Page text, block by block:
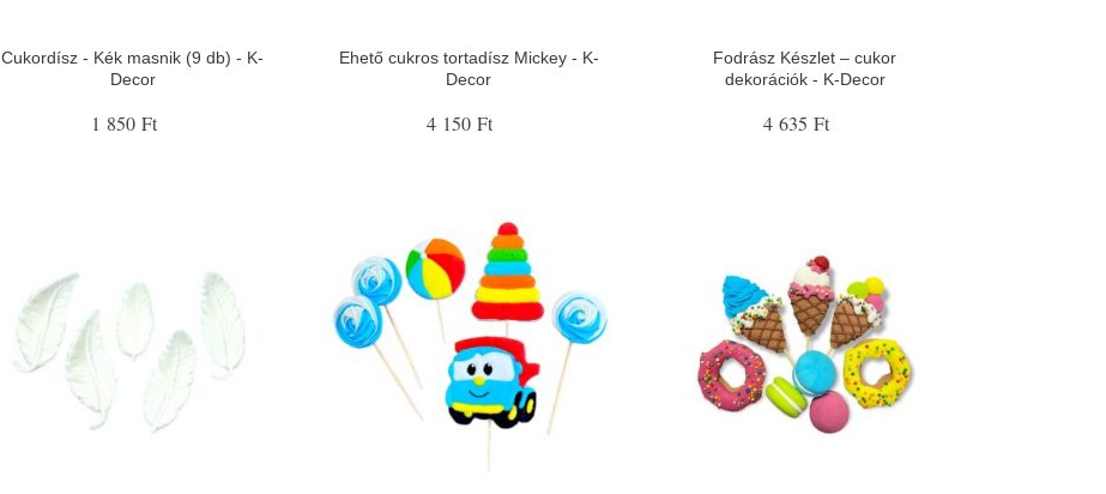
Cukordísz - Kék masnik (9 db) - K-
Decor
1 850 Ft
Ehető cukros tortadísz Mickey - K-
Decor
4 150 Ft
Fodrász Készlet – cukor
dekorációk - K-Decor
4 635 Ft